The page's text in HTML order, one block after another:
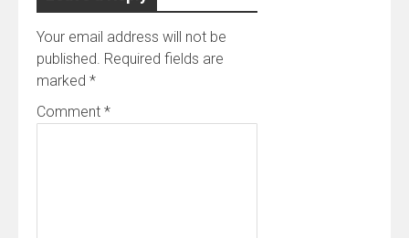
Your email address will not be
published. Required fields are
marked *
Comment *